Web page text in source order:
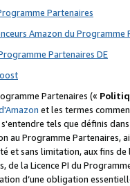
Partenaires
Amazon du Programme
Partenaires DE
Partenaires («
et les termes
tels que définis
au Programme Partenaires,
et sans limitation, aux fins
de la Licence PI du
d’une obligation